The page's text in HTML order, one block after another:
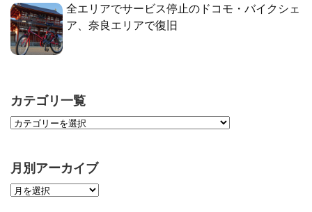
全エリアでサービス停止のドコモ・バイクシェ
ア、奈良エリアで復旧
カテゴリ一覧
月別アーカイブ